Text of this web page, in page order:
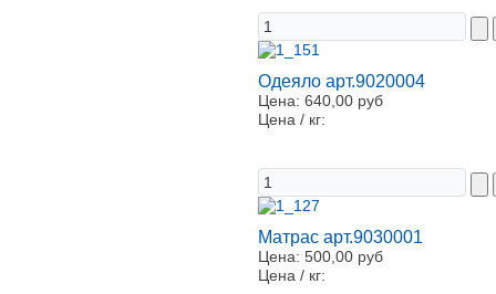
Одеяло арт.9020004
Цена: 640,00 руб
Цена / кг:
Матрас арт.9030001
Цена: 500,00 руб
Цена / кг: